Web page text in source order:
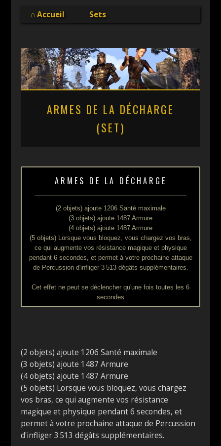
⌂ Accueil Sets
ARMES DE LA DÉCHARGE
(SET)
ARMES DE LA DÉCHARGE
(2 objets) ajoute 1206 Santé maximale
(3 objets) ajoute 1487 Armure
(4 objets) ajoute 1487 Armure
(5 objets) Lorsque vous bloquez, vous chargez vos bras,
ce qui augmente vos résistance magique et physique
pendant 6 secondes, et permet à votre prochaine attaque
de Percussion d'infliger 3 513 dégâts supplémentaires.
Cet effet ne peut se déclencher qu'une fois toutes les 6
secondes
(2 objets) ajoute 1206 Santé maximale
(3 objets) ajoute 1487 Armure
(4 objets) ajoute 1487 Armure
(5 objets) Lorsque vous bloquez, vous chargez
vos bras, ce qui augmente vos résistance
magique et physique pendant 6 secondes, et
permet à votre prochaine attaque de Percussion
d'infliger 3 513 dégâts supplémentaires.